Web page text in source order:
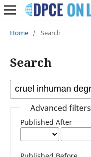
Home / Search
Search
Advanced filters
Published After